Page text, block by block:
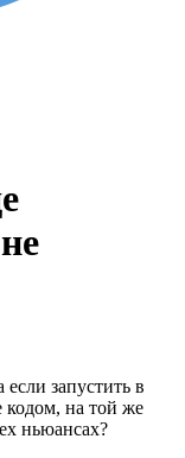
запустить в
кодом, на той же
ньюансах?